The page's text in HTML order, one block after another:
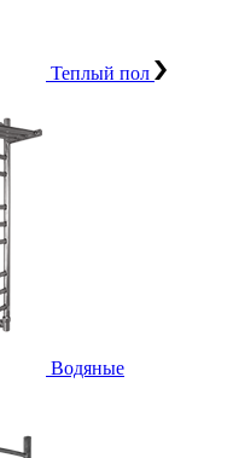
Теплый пол
Водяные